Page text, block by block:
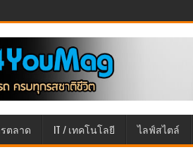
ตลาด IT / เทคโนโลยี ไลฟ์สไตล์